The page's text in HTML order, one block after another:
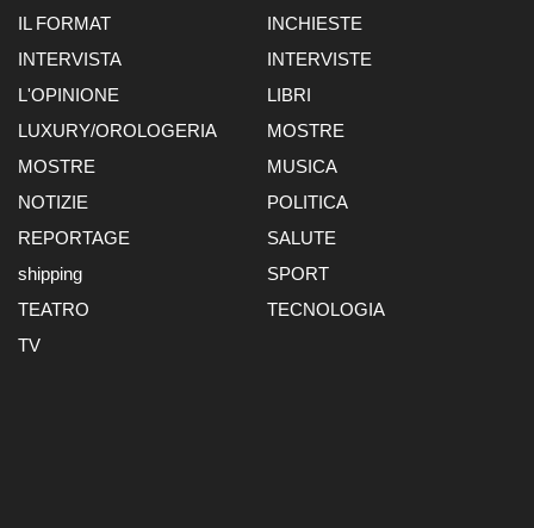
IL FORMAT
INCHIESTE
INTERVISTA
INTERVISTE
L'OPINIONE
LIBRI
LUXURY/OROLOGERIA
MOSTRE
MOSTRE
MUSICA
NOTIZIE
POLITICA
REPORTAGE
SALUTE
shipping
SPORT
TEATRO
TECNOLOGIA
TV